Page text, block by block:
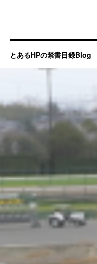
とあるHPの禁書目録Blog